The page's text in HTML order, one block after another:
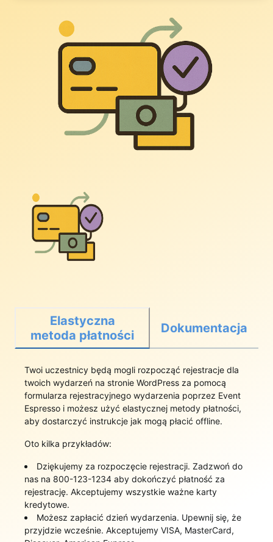
Elastyczna
metoda płatności
Dokumentacja
Twoi uczestnicy będą mogli rozpocząć rejestracje dla
twoich wydarzeń na stronie WordPress za pomocą
formularza rejestracyjnego wydarzenia poprzez Event
Espresso i możesz użyć elastycznej metody płatności,
aby dostarczyć instrukcje jak mogą płacić offline.
Oto kilka przykładów:
Dziękujemy za rozpoczęcie rejestracji. Zadzwoń do
nas na 800-123-1234 aby dokończyć płatność za
rejestrację. Akceptujemy wszystkie ważne karty
kredytowe.
Możesz zapłacić dzień wydarzenia. Upewnij się, że
przyjdzie wcześnie. Akceptujemy VISA, MasterCard,